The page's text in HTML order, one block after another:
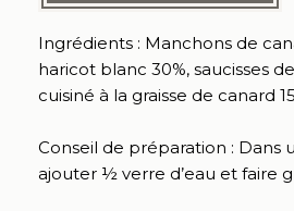
Ingrédients : Manchons de
haricot blanc 30%, saucisses
cuisiné à la graisse de canard
Conseil de préparation : Dans
ajouter ½ verre d’eau et faire